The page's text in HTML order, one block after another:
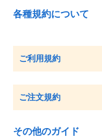
各種規約について
ご利用規約
ご注文規約
その他のガイド